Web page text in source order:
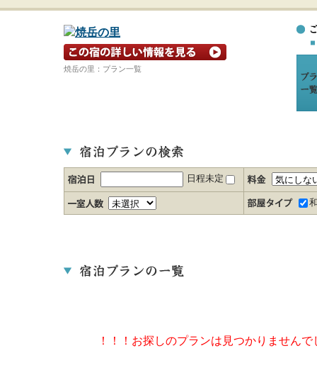
宿の詳細ホームページを見る
焼岳の里：プラン一覧
日程未定
！！！お探しのプランは見つかりません